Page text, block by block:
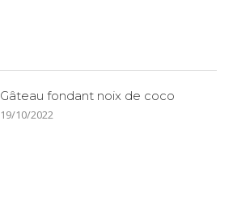
Gâteau fondant noix de coco
19/10/2022